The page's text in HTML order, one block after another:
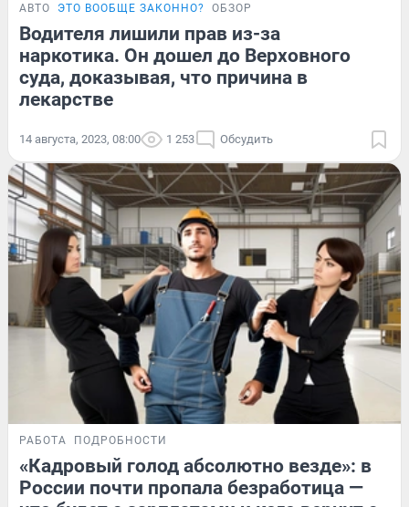
АВТО ЭТО ВООБЩЕ ЗАКОННО? ОБЗОР
Водителя лишили прав из-за
наркотика. Он дошел до Верховного
суда, доказывая, что причина в
лекарстве
14 августа, 2023, 08:00 1 253 Обсудить
РАБОТА ПОДРОБНОСТИ
«Кадровый голод абсолютно везде»: в
России почти пропала безработица —